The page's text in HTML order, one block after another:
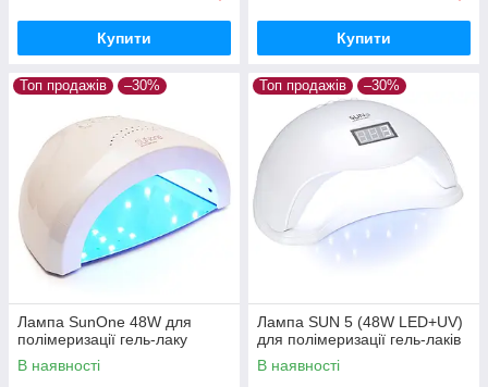
Купити Купити
Топ продажів –30%
Лампа SunOne 48W для
полімеризації гель-лаку
В наявності
Топ продажів –30%
Лампа SUN 5 (48W LED+UV)
для полімеризації гель-лаків
В наявності